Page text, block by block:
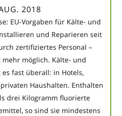
2018
EU-Vorgaben für Kälte- und
und Reparieren seit
zertifiziertes Personal –
möglich. Kälte- und
fast überall: in Hotels,
Haushalten. Enthalten
drei Kilogramm fluorierte
so sind sie mindestens